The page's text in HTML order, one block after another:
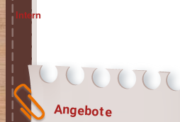
Angebote
Intern